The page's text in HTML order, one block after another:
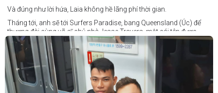
Và đúng như lời hứa, Laia không hề lãng phí thời gian.
Tháng tới, anh sẽ tới Surfers Paradise, bang Queensland (Úc) để
thượng đài cùng võ sĩ chủ nhà Jesse Travers, một cái tên được
đánh giá là có thực lực nhưng vẫn chưa nhận được sự chú ý tương
xứng.
Travers sở hữu nền tảng nghiệp dư rất đáng nể và từ lâu đã được
xem là một võ sĩ giàu tiềm năng. Trong quá khứ, anh từng có những
trận đấu rất sít sao với các đối thủ chất lượng như Clay Waterman
và Steve Spark.